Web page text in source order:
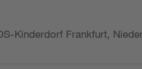
Kinderdorf Frankfurt,